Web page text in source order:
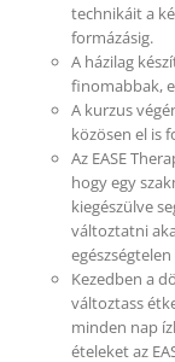
technikáit a
formázásig.
A házilag
finomabbak,
A kurzus
közösen el is
Az EASE
hogy egy
kiegészülve
változtatni
Kezedben a
változtass
minden nap
ételeket az